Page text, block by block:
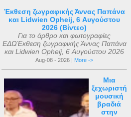
Έκθεση ζωγραφικής Άννας Παπάνα
και Lidwien Opheij, 6 Αυγούστου
2026 (Βίντεο)
Για το άρθρο και φωτογραφίες
ΕΔΩΈκθεση ζωγραφικής Άννας Παπάνα
και Lidwien Opheij, 6 Αυγούστου 2026
Aug-08 - 2026 | More ->
Μια
ξεχωριστή
μουσική
βραδιά
στην